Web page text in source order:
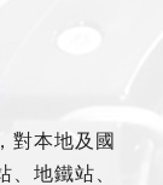
對本地及國
、地鐵站、